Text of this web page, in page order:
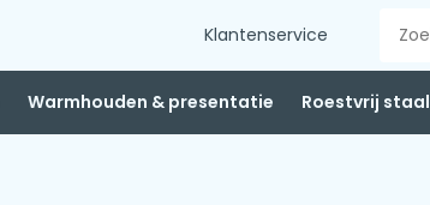
Klantenservice
Warmhouden & presentatie Roestvrij staal